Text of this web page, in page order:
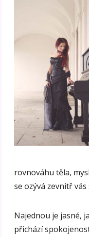
rovnováhu těla,
se ozývá zevnitř
Najednou je jasné,
přichází